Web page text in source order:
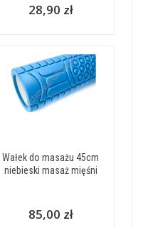
28,90 zł
Wałek do masażu 45cm
niebieski masaż mięśni
85,00 zł